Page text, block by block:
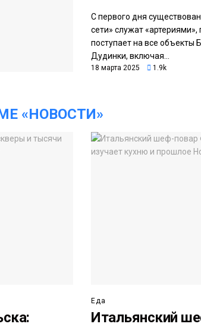
С первого дня
сети» служат
поступает на все объекты
Дудинки, включая...
18 марта 2025 1.9k
«НОВОСТИ»
Еда
Итальянский